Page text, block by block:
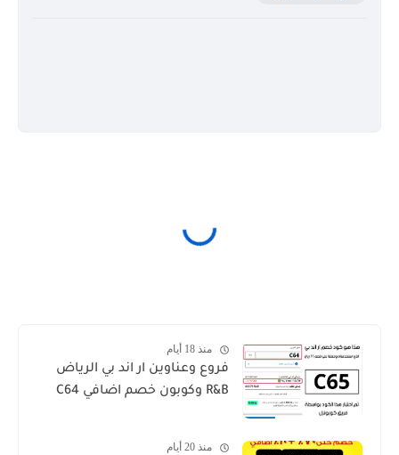
منذ 18 أيام
فروع وعناوين ار اند بي الرياض
R&B وكوبون خصم اضافي C64
منذ 20 أيام